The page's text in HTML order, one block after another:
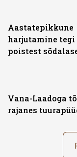
Aastatepikkune
harjutamine tegi
poistest
Vana-Laadoga
rajanes